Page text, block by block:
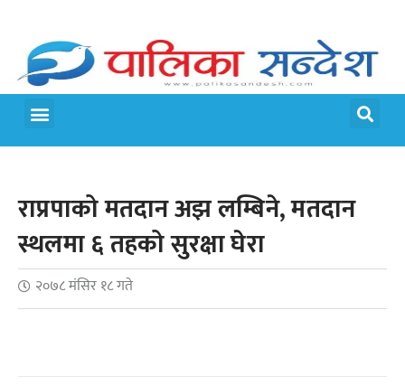
राप्रपाको मतदान अझ लम्बिने, मतदान
स्थलमा ६ तहको सुरक्षा घेरा
२०७८ मंसिर १८ गते